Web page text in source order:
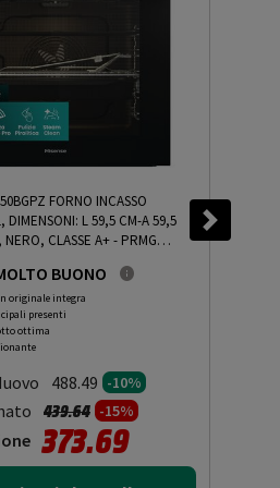
FORNO INCASSO
DIMENSONI: L 59,5 CM-A 59,5
CLASSE A+ - PRMG
- 10%
BUONO
originale integra
presenti
ottima
488.49 -10%
Prezzo ridotto da
439.64a-15%
373.69